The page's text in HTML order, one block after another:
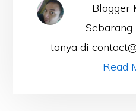
Blogger
tanya di
Read